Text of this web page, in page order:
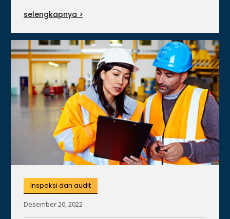
selengkapnya >
Inspeksi dan audit
Desember 20, 2022